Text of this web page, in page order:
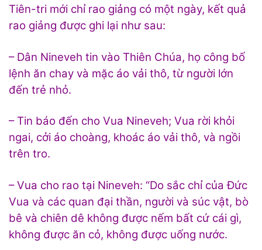
Tiên-tri mới chỉ rao giảng có một ngày, kết quả
rao giảng được ghi lại như sau:
– Dân Nineveh tin vào Thiên Chúa, họ công bố
lệnh ăn chay và mặc áo vải thô, từ người lớn
đến trẻ nhỏ.
– Tin báo đến cho Vua Nineveh; Vua rời khỏi
ngai, cởi áo choàng, khoác áo vải thô, và ngồi
trên tro.
– Vua cho rao tại Nineveh: “Do sắc chỉ của Đức
Vua và các quan đại thần, người và súc vật, bò
bê và chiên dê không được nếm bất cứ cái gì,
không được ăn cỏ, không được uống nước.